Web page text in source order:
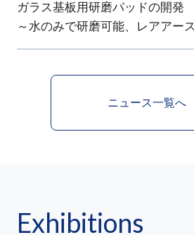
ガラス基板用研磨パッドの開発
～水のみで研磨可能、レアアー
ニュース一覧へ
Exhibitions